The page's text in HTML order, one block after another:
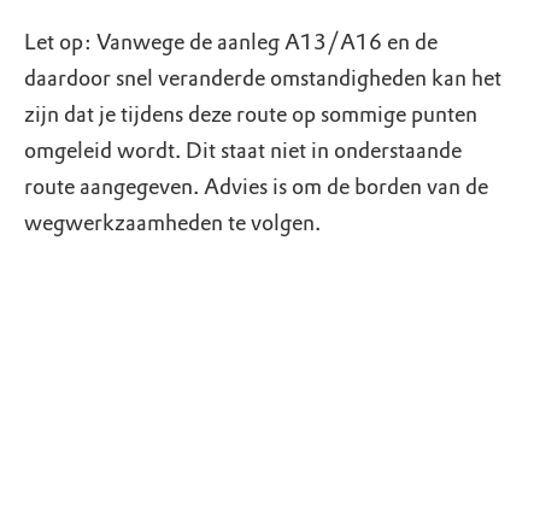
Let op: Vanwege de aanleg A13/A16 en de
daardoor snel veranderde omstandigheden kan het
zijn dat je tijdens deze route op sommige punten
omgeleid wordt. Dit staat niet in onderstaande
route aangegeven. Advies is om de borden van de
wegwerkzaamheden te volgen.